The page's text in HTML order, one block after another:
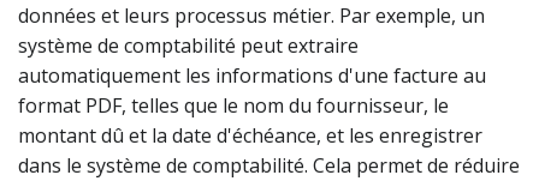
données et leurs processus métier. Par exemple, un
système de comptabilité peut extraire
automatiquement les informations d'une facture au
format PDF, telles que le nom du fournisseur, le
montant dû et la date d'échéance, et les enregistrer
dans le système de comptabilité. Cela permet de réduire